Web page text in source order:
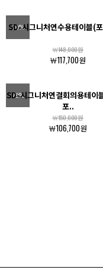
20%
SD-시그니처연수용테이블(
￦148,000원
￦117,700원
29%
SD-시그니처연결회의용테이
포..
￦150,000원
￦106,700원